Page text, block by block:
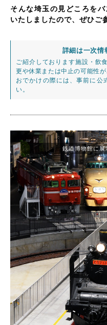
そんな埼玉の見どころを
いたしましたので、ぜひご
詳細は一次情
ご紹介しております施設・飲
更や休業または中止の可能性が
おでかけの際には、事前に公
い。
鉄道博物館に展